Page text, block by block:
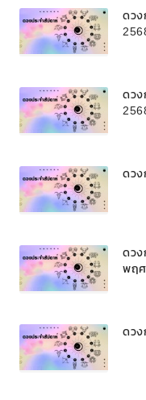
ดว
ดว
ดวง
ดวง
พฤ
ดวง